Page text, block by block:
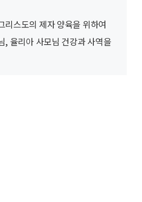
리스도의 제자 양육을 위하여
, 율리아 사모님 건강과 사역을